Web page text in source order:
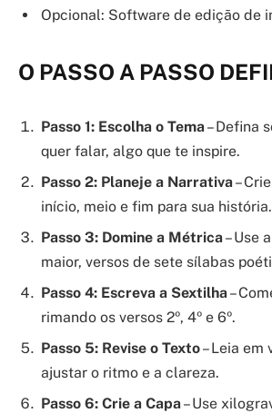
Opcional: Software de edição de
O PASSO A PASSO
Passo 1: Escolha o Tema– Defina
quer falar, algo que te inspire.
Passo 2: Planeje a Narrativa–
início, meio e fim para sua história.
Passo 3: Domine a Métrica– Use
maior, versos de sete sílabas
Passo 4: Escreva a Sextilha–
rimando os versos 2º, 4º e 6º.
Passo 5: Revise o Texto– Leia em
ajustar o ritmo e a clareza.
Passo 6: Crie a Capa– Use